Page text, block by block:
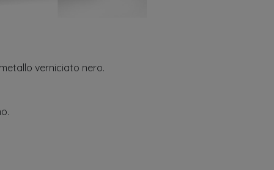
verniciato nero.